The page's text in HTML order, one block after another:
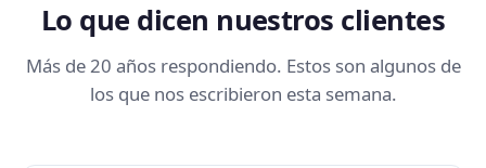
Lo que dicen nuestros clientes
Más de 20 años respondiendo. Estos son algunos de
los que nos escribieron esta semana.